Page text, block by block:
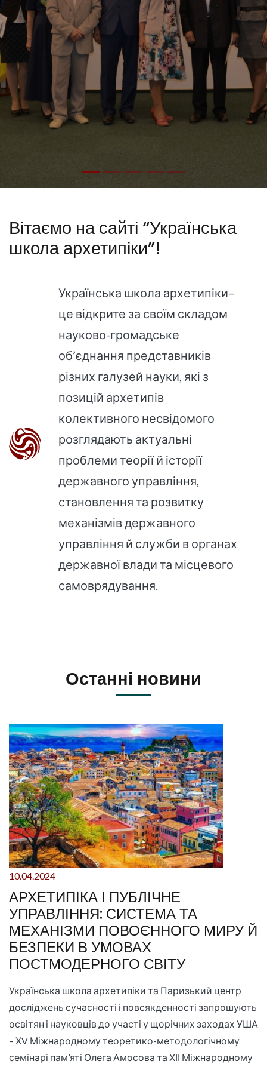
Вітаємо на сайті “Українська
школа архетипіки”!
Українська школа архетипіки–
це відкрите за своїм складом
науково-громадське
об’єднання представників
різних галузей науки, які з
позицій архетипів
колективного несвідомого
розглядають актуальні
проблеми теорії й історії
державного управління,
становлення та розвитку
механізмів державного
управління й служби в органах
державної влади та місцевого
самоврядування.
Останні новини
10.04.2024
АРХЕТИПІКА І ПУБЛІЧНЕ
УПРАВЛІННЯ: СИСТЕМА ТА
МЕХАНІЗМИ ПОВОЄННОГО МИРУ Й
БЕЗПЕКИ В УМОВАХ
ПОСТМОДЕРНОГО СВІТУ
Українська школа архетипіки та Паризький центр
досліджень сучасності і повсякденності запрошують
освітян і науковців до участі у щорічних заходах УША
– ХV Міжнародному теоретико-методологічному
семінарі пам’яті Олега Амосова та ХІІ Міжнародному